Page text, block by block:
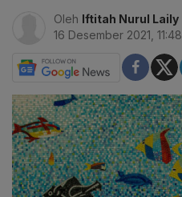
Oleh Iftitah Nurul Laily
16 Desember 2021, 11:48